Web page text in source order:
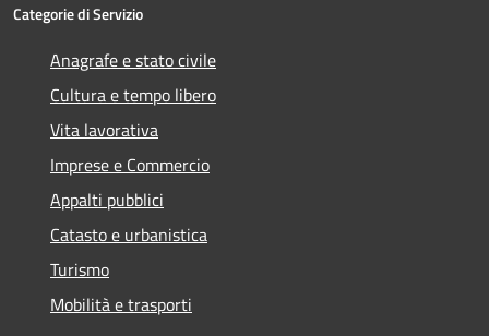
Categorie di Servizio
Anagrafe e stato civile
Cultura e tempo libero
Vita lavorativa
Imprese e Commercio
Appalti pubblici
Catasto e urbanistica
Turismo
Mobilità e trasporti